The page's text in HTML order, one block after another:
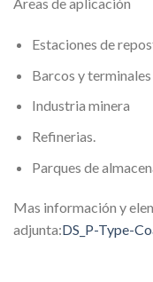
Areas de aplicación
Estaciones de
Barcos y terminales
Industria minera
Refinerias.
Parques de
Mas información y
adjunta:DS_P-Type-